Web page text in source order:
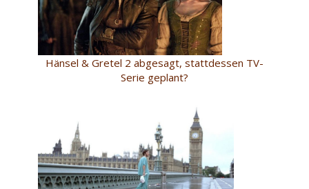
Hänsel & Gretel 2 abgesagt, stattdessen TV-
Serie geplant?